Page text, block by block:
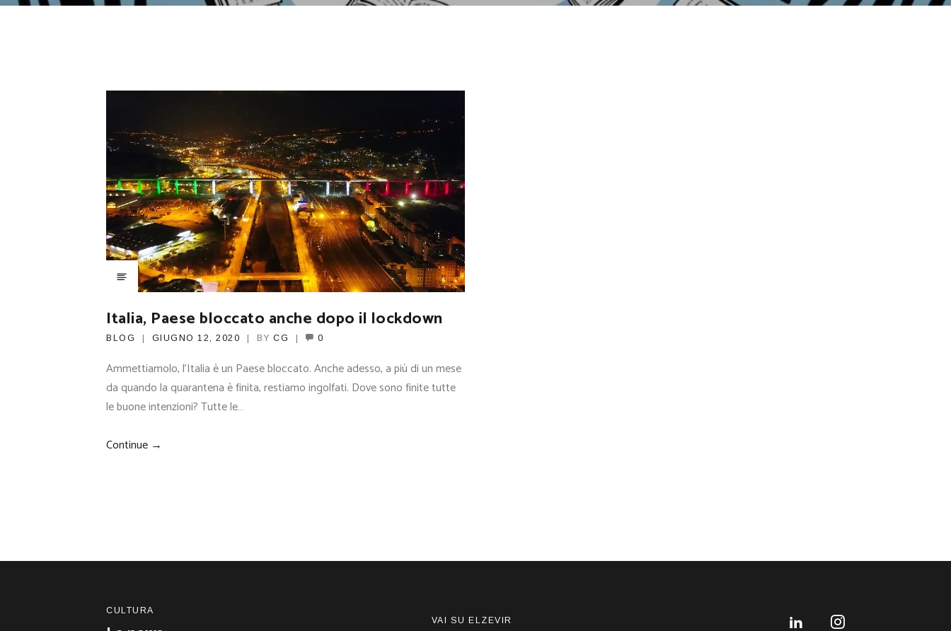
Italia, Paese bloccato anche dopo il lockdown
BLOG GIUGNO 12, 2020 BY CG 0
Ammettiamolo, l’Italia è un Paese bloccato. Anche adesso, a più di un mese
da quando la quarantena è finita, restiamo ingolfati. Dove sono finite tutte
le buone intenzioni? Tutte le…
Continue →
CULTURA
VAI SU ELZEVIR